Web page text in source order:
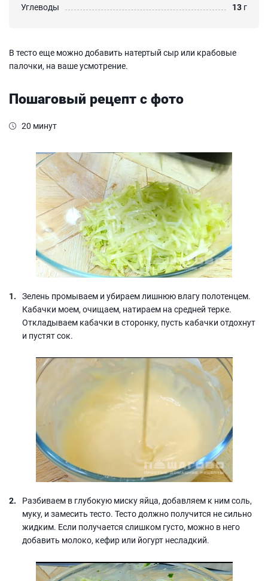
Углеводы
13 г
В тесто еще можно добавить натертый сыр или крабовые
палочки, на ваше усмотрение.
Пошаговый рецепт с фото
20 минут
Зелень промываем и убираем лишнюю влагу полотенцем.
Кабачки моем, очищаем, натираем на средней терке.
Откладываем кабачки в сторонку, пусть кабачки отдохнут
и пустят сок.
Разбиваем в глубокую миску яйца, добавляем к ним соль,
муку, и замесить тесто. Тесто должно получится не сильно
жидким. Если получается слишком густо, можно в него
добавить молоко, кефир или йогурт несладкий.